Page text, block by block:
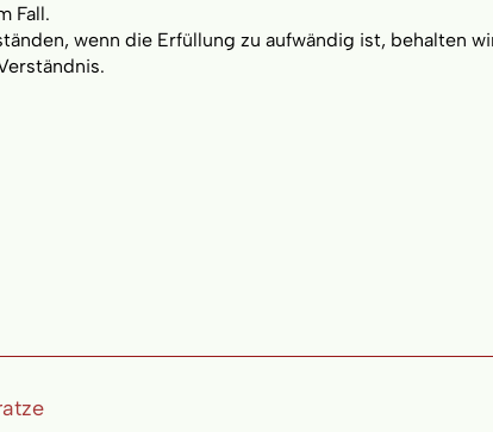
Fall.
wenn die Erfüllung zu aufwändig ist, behalten